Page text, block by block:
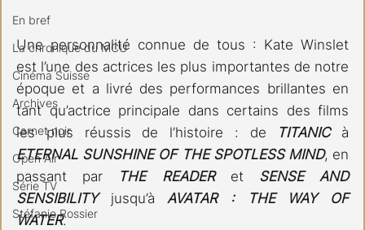
En bref
La chronique du MCU
Cinéma Suisse
Archives
Carnet noir
Open Air
Série TV
Stéfanie Rossier
Une personnalité connue de tous : Kate Winslet
est l’une des actrices les plus importantes de notre
époque et a livré des performances brillantes en
tant qu’actrice principale dans certains des films
les plus réussis de l’histoire : de
TITANIC
ETERNAL SUNSHINE OF THE SPOTLESS MIND, en
passant par
THE READER et SENSE AND
SENSIBILITY jusqu’à AVATAR : THE WAY OF
WATER.